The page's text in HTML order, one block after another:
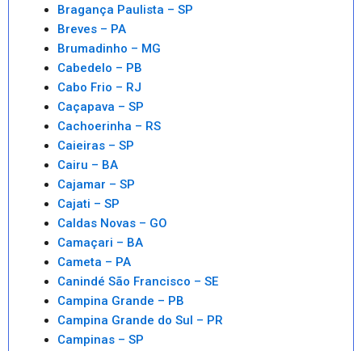
Bragança Paulista – SP
Breves – PA
Brumadinho – MG
Cabedelo – PB
Cabo Frio – RJ
Caçapava – SP
Cachoerinha – RS
Caieiras – SP
Cairu – BA
Cajamar – SP
Cajati – SP
Caldas Novas – GO
Camaçari – BA
Cameta – PA
Canindé São Francisco – SE
Campina Grande – PB
Campina Grande do Sul – PR
Campinas – SP